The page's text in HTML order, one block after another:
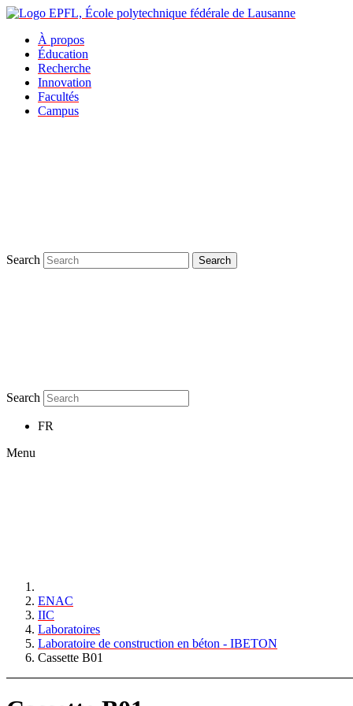
À propos
Éducation
Recherche
Innovation
Facultés
Campus
Search Search
Search
FR
Menu
ENAC
IIC
Laboratoires
Laboratoire de construction en béton - IBETON
Cassette B01